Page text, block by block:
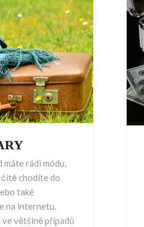
máte rádi módu,
chodíte do
také
na internetu.
většině případů